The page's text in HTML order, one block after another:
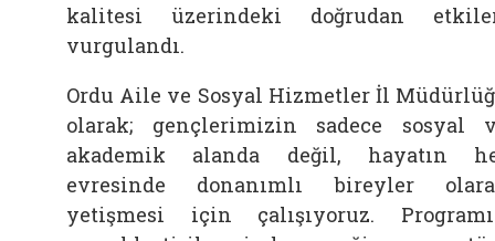
kalitesi üzerindeki doğrudan
vurgulandı.
Ordu Aile ve Sosyal Hizmetler İl
olarak; gençlerimizin sadece sosyal
akademik alanda değil, hayatın
evresinde donanımlı bireyler
yetişmesi için çalışıyoruz.